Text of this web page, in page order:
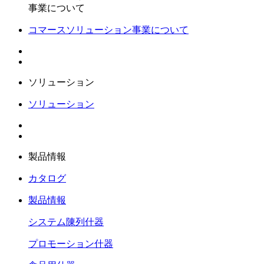
事業について
コマースソリューション事業について
ソリューション
ソリューション
製品情報
カタログ
製品情報
システム陳列什器
プロモーション什器